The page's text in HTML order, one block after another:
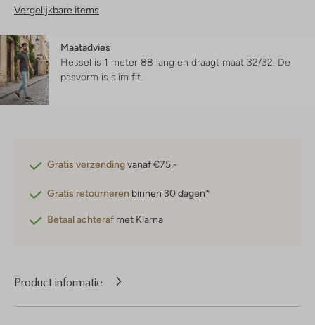
Vergelijkbare items
Maatadvies
Hessel is 1 meter 88 lang en draagt maat 32/32. De
pasvorm is slim fit
Gratis verzendingvanaf €75,-
Gratis retourneren binnen 30 dagen*
Betaal achteraf met Klarna
Product informatie